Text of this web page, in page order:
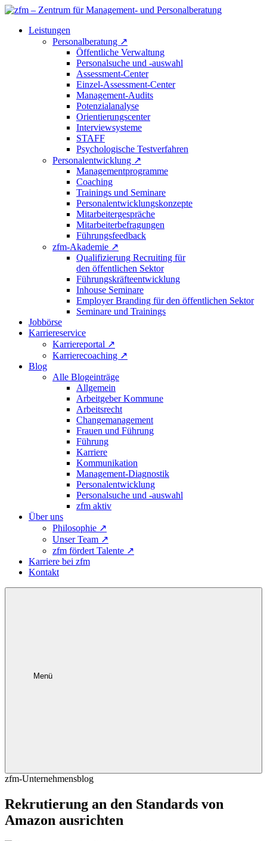
Leistungen
Personalberatung ↗
Öffentliche Verwaltung
Personalsuche und -auswahl
Assessment-Center
Einzel-Assessment-Center
Management-Audits
Potenzialanalyse
Orientierungscenter
Interviewsysteme
STAFF
Psychologische Testverfahren
Personalentwicklung ↗
Managementprogramme
Coaching
Trainings und Seminare
Personalentwicklungskonzepte
Mitarbeitergespräche
Mitarbeiterbefragungen
Führungsfeedback
zfm-Akademie ↗
Qualifizierung Recruiting für
den öffentlichen Sektor
Führungskräfteentwicklung
Inhouse Seminare
Employer Branding für den öffentlichen Sektor
Seminare und Trainings
Jobbörse
Karriereservice
Karriereportal ↗
Karrierecoaching ↗
Blog
Alle Blogeinträge
Allgemein
Arbeitgeber Kommune
Arbeitsrecht
Changemanagement
Frauen und Führung
Führung
Karriere
Kommunikation
Management-Diagnostik
Personalentwicklung
Personalsuche und -auswahl
zfm aktiv
Über uns
Philosophie ↗
Unser Team ↗
zfm fördert Talente ↗
Karriere bei zfm
Kontakt
Menü
zfm-Unternehmensblog
Rekrutierung an den Standards von
Amazon ausrichten